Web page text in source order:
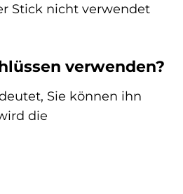
Stick nicht verwendet
verwenden?
Sie können ihn
die